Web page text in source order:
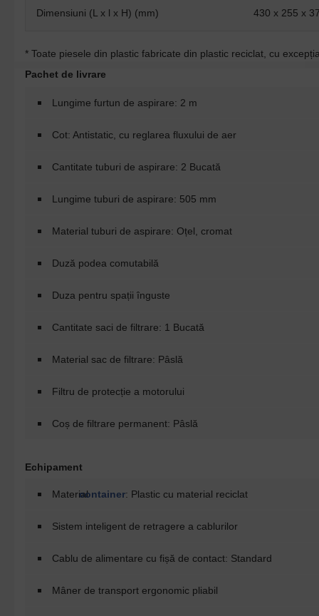
Dimensiuni (L x l x H) (mm) 430 x 255 x
* Toate piesele din plastic fabricate din plastic reciclat, cu
Pachet de livrare
Lungime furtun de aspirare: 2 m
Cot: Antistatic, cu reglarea fluxului de aer
Cantitate tuburi de aspirare: 2 Bucată
Lungime tuburi de aspirare: 505 mm
Material tuburi de aspirare: Oțel, cromat
Duză podea comutabilă
Duza pentru spații înguste
Cantitate saci de filtrare: 1 Bucată
Material sac de filtrare: Pâslă
Filtru de protecție a motorului
Coș de filtrare permanent: Pâslă
Echipament
Materialcontainer: Plastic cu material reciclat
Sistem inteligent de retragere a cablurilor
Cablu de alimentare cu fișă de contact: Standard
Mâner de transport ergonomic pliabil